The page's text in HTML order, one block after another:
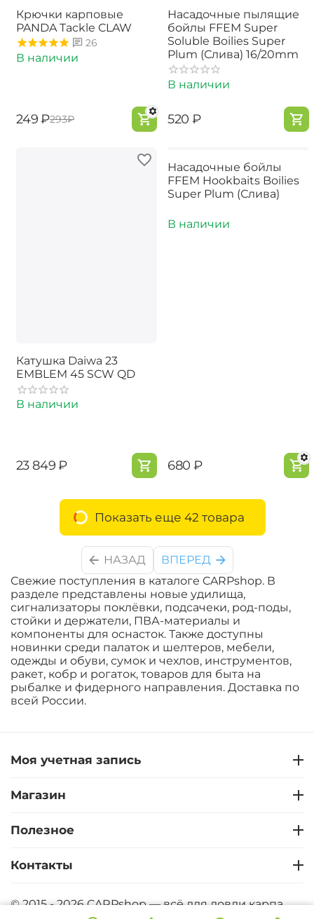
Свежие поступления в каталоге CARPshop. В
разделе представлены новые удилища,
сигнализаторы поклёвки, подсачеки, род-поды,
стойки и держатели, ПВА-материалы и
компоненты для оснасток. Также доступны
новинки среди палаток и шелтеров, мебели,
одежды и обуви, сумок и чехлов, инструментов,
ракет, кобр и рогаток, товаров для быта на
рыбалке и фидерного направления. Доставка по
всей России.
Крючки карповые
PANDA Tackle CLAW
26
В наличии
‍249‍ ₽‍293‍₽
Насадочные пылящие
бойлы FFEM Super
Soluble Boilies Super
Plum (Слива) 16/20mm
В наличии
‍520‍ ₽
Катушка Daiwa 23
EMBLEM 45 SCW QD
В наличии
‍23 849‍₽
Насадочные бойлы
FFEM Hookbaits Boilies
Super Plum (Слива)
В наличии
‍680‍ ₽
Показать еще 42 товара
НАЗАД ВПЕРЕД
Моя учетная запись
Магазин
Полезное
Контакты
© 2015 - 2026 CARPshop — всё для ловли карпа.